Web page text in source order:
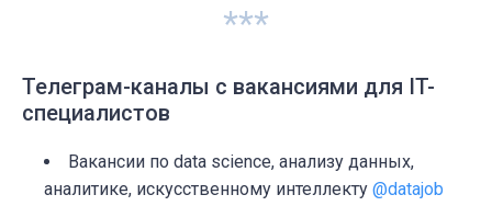
***
Телеграм-каналы с вакансиями для IT-
специалистов
Вакансии по data science, анализу данных,
аналитике, искусственному интеллекту @datajob